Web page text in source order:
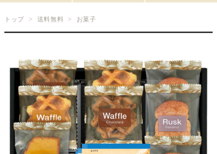
トップ 送料無料 お菓子